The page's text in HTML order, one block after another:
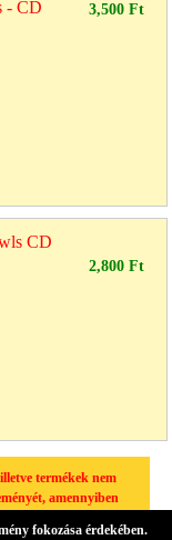
- CD 3,500 Ft
CD
2,800 Ft
termékek nem
amennyiben
fokozása érdekében.